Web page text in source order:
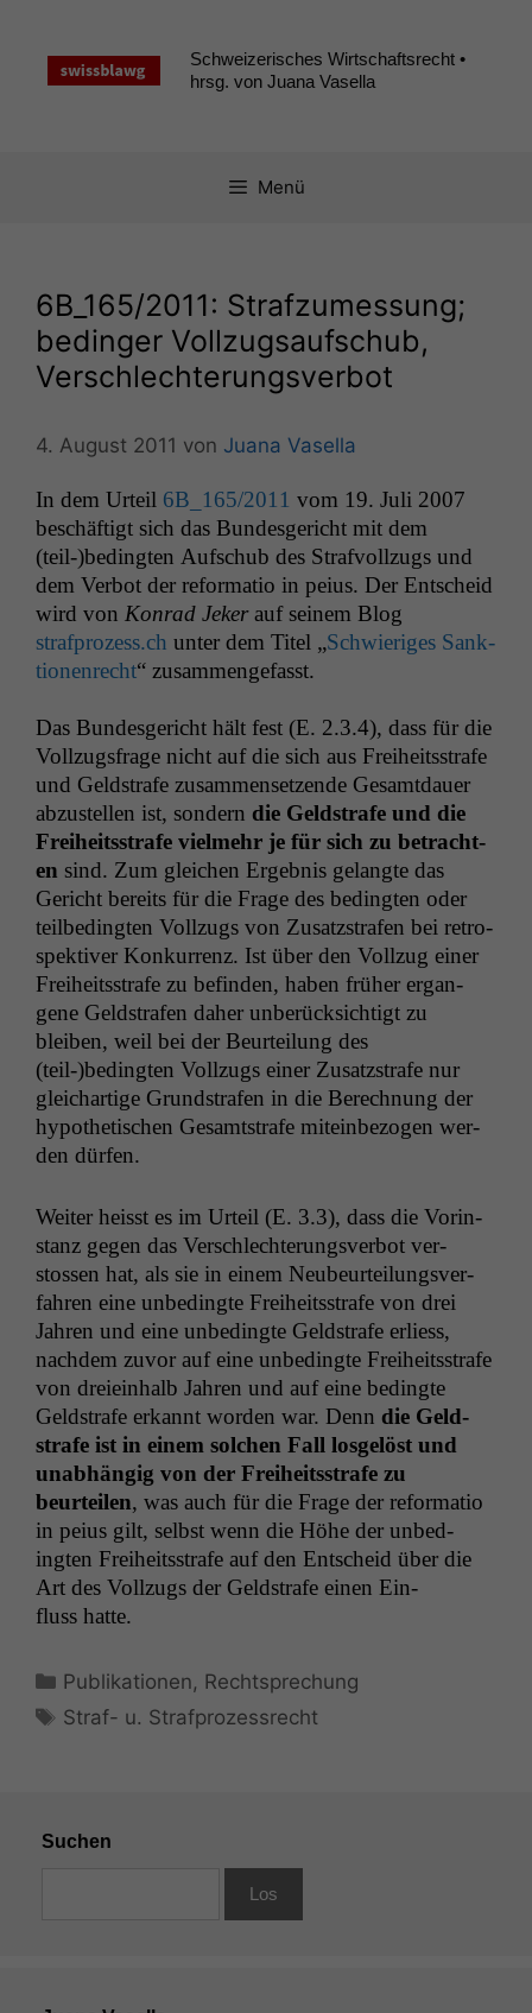
springen
Schweizerisches Wirtschaftsrecht •
hrsg. von Juana Vasella
Menü
6B_165/2011: Strafzumessung;
bedinger Vollzugsaufschub,
Verschlechterungsverbot
4. August 2011 von Juana Vasella
In dem Urteil 6B_165/2011 vom 19. Juli 2007
beschäftigt sich das Bun­des­gericht mit dem
(teil-)bedingten Auf­schub des Strafvol­lzugs und
dem Ver­bot der refor­ma­tio in peius. Der Entscheid
wird von Kon­rad Jek­erauf seinem Blog
strafprozess.ch unter dem Titel „Schwieriges Sank­
tio­nen­recht“ zusam­menge­fasst.
Das Bun­des­gericht hält fest (E. 2.3.4), dass für die
Vol­lzugs­frage nicht auf die sich aus Frei­heitsstrafe
und Geld­strafe zusam­menset­zende Gesamt­dauer
abzustellen ist, son­dern die Geld­strafe und die
Frei­heitsstrafe vielmehr je für sich zu betra­cht­
en sind. Zum gle­ichen Ergeb­nis gelangte das
Gericht bere­its für die Frage des bed­ingten oder
teilbe­d­ingten Vol­lzugs von Zusatzs­trafen bei ret­ro­
spek­tiv­er Konkur­renz. Ist über den Vol­lzug ein­er
Frei­heitsstrafe zu befind­en, haben früher ergan­
gene Geld­strafen daher unberück­sichtigt zu
bleiben, weil bei der Beurteilung des
(teil-)bedingten Vol­lzugs ein­er Zusatzs­trafe nur
gle­ichar­tige Grund­strafen in die Berech­nung der
hypo­thetis­chen Gesamt­strafe mitein­be­zo­gen wer­
den dürfen.
Weit­er heisst es im Urteil (E. 3.3), dass die Vorin­
stanz gegen das Ver­schlechterungsver­bot ver­
stossen hat, als sie in einem Neubeurteilungsver­
fahren eine unbe­d­ingte Frei­heitsstrafe von drei
Jahren und eine unbe­d­ingte Geld­strafe erliess,
nach­dem zuvor auf eine unbe­d­ingte Frei­heitsstrafe
von dreiein­halb Jahren und auf eine bed­ingte
Geld­strafe erkan­nt wor­den war. Denn die Geld­
strafe ist in einem solchen Fall los­gelöst und
unab­hängig von der Frei­heitsstrafe zu
beurteilen, was auch für die Frage der refor­ma­tio
in peius gilt, selb­st wenn die Höhe der unbe­d­
ingten Frei­heitsstrafe auf den Entscheid über die
Art des Vol­lzugs der Geld­strafe einen Ein­
fluss hatte.
Kategorien
Publikationen, Rechtsprechung
Schlagwörter
Straf- u. Strafprozessrecht
Suchen